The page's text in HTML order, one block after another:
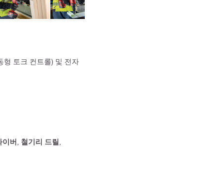
형 토크 컨트롤) 및 전자
이버 철기리 드릴